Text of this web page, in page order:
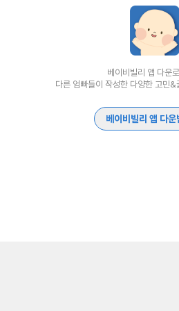
베이비빌리 앱 다운
다른 엄빠들이 작성한 다양한 고민
베이비빌리 앱 다운